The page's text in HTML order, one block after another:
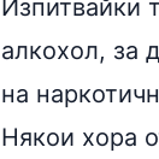
Изпитвайки
алкохол, за
на
Някои хора